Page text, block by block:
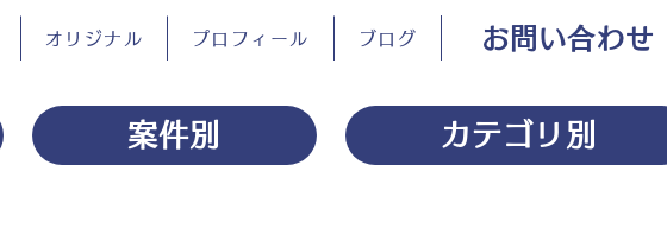
オリジナル プロフィール ブログ お問い合わせ
案件別 カテゴリ別